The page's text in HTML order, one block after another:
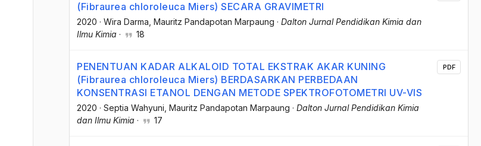
(Fibraurea chloroleuca Miers) SECARA GRAVIMETRI
2020 · Wira Darma , Mauritz Pandapotan Marpaung · Dalton Jurnal Pendidikan Kimia dan
Ilmu Kimia · 18
PENENTUAN KADAR ALKALOID TOTAL EKSTRAK AKAR KUNING
(Fibraurea chloroleuca Miers) BERDASARKAN PERBEDAAN
KONSENTRASI ETANOL DENGAN METODE SPEKTROFOTOMETRI UV-VIS
2020 · Septia Wahyuni , Mauritz Pandapotan Marpaung · Dalton Jurnal Pendidikan Kimia
dan Ilmu Kimia · 17
PDF